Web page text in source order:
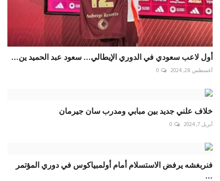
أول لاعب سعودي في الدوري الإيطالي... سعود عبد الحميد ين...
أغسطس 28, 2024 0
خلاف علني جديد بين مبابي ومدرب سان جيرمان
أبريل 7, 2024 0
فنربغشه يرفض الاستسلام أمام أولمبياكوس في دوري المؤتمر
...